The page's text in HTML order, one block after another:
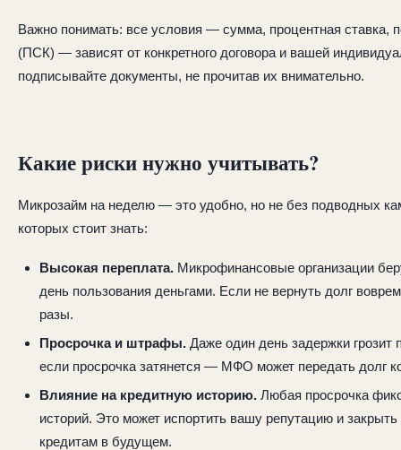
Важно понимать: все условия — сумма, процентная ставка,
(ПСК) — зависят от конкретного договора и вашей
подписывайте документы, не прочитав их внимательно.
Какие риски нужно учитывать?
Микрозайм на неделю — это удобно, но не без подводных
которых стоит знать:
Высокая переплата. Микрофинансовые организации
день пользования деньгами. Если не вернуть долг
разы.
Просрочка и штрафы. Даже один день задержки грозит
если просрочка затянется — МФО может передать долг
Влияние на кредитную историю. Любая просрочка
историй. Это может испортить вашу репутацию и
кредитам в будущем.